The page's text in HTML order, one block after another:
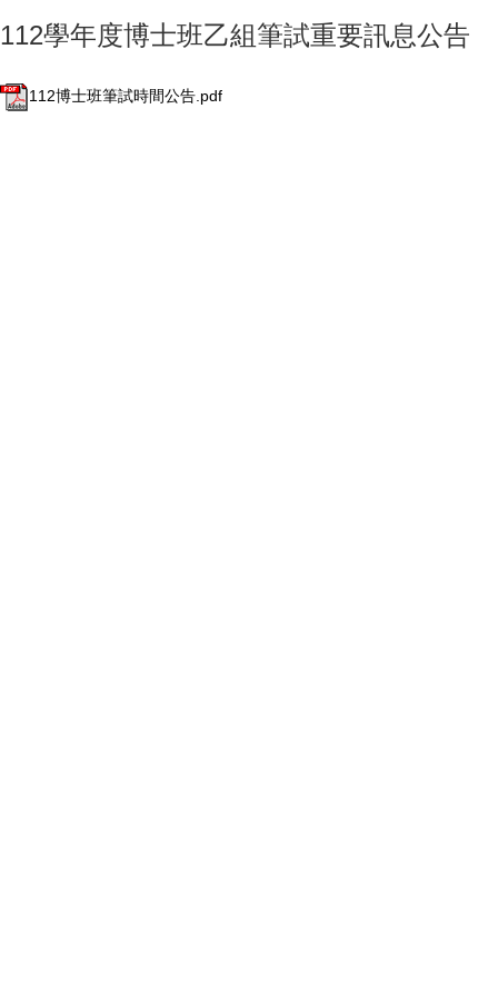
112學年度博士班乙組筆試重要訊息公告
112博士班筆試時間公告.pdf